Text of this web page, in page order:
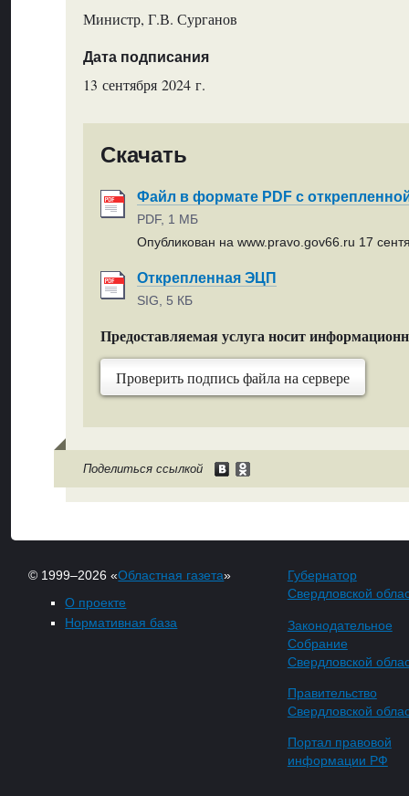
Министр, Г.В. Сурганов
Дата подписания
13 сентября 2024 г.
Скачать
Файл в формате PDF с
PDF, 1 МБ
Опубликован на www.pravo.gov66.ru 17
Открепленная ЭЦП
SIG, 5 КБ
Предоставляемая услуга носит
Проверить подпись файла на сервере
Поделиться ссылкой
© 1999–2026 «Областная газета»
О проекте
Нормативная база
Губернатор
Свердловской
Законодательное
Собрание
Свердловской
Правительство
Свердловской
Портал правовой
информации РФ